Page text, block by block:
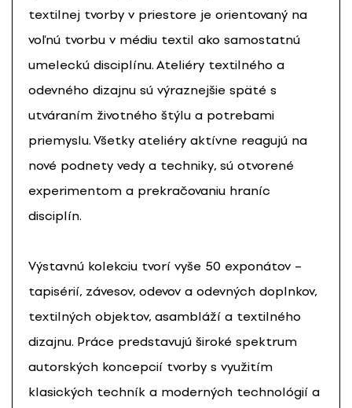
textilnej tvorby v priestore je orientovaný na
voľnú tvorbu v médiu textil ako samostatnú
umeleckú disciplínu. Ateliéry textilného a
odevného dizajnu sú výraznejšie späté s
utváraním životného štýlu a potrebami
priemyslu. Všetky ateliéry aktívne reagujú na
nové podnety vedy a techniky, sú otvorené
experimentom a prekračovaniu hraníc
disciplín.
Výstavnú kolekciu tvorí vyše 50 exponátov –
tapisérií, závesov, odevov a odevných doplnkov,
textilných objektov, asambláží a textilného
dizajnu. Práce predstavujú široké spektrum
autorských koncepcií tvorby s využitím
klasických techník a moderných technológií a